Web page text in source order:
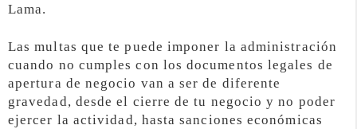
Lama.
Las multas que te puede imponer la administración
cuando no cumples con los documentos legales de
apertura de negocio van a ser de diferente
gravedad, desde el cierre de tu negocio y no poder
ejercer la actividad, hasta sanciones económicas